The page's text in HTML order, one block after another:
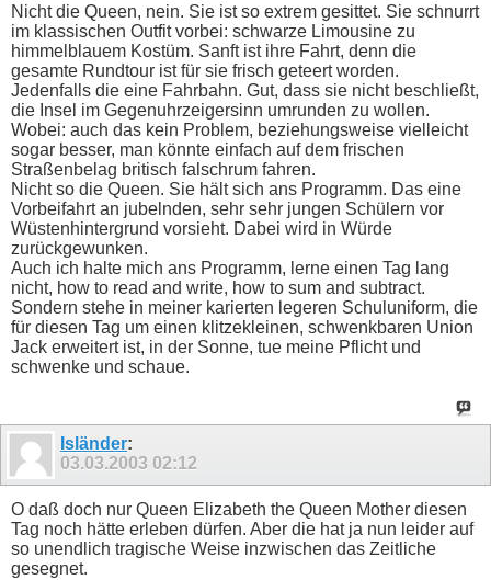
Nicht die Queen, nein. Sie ist so extrem gesittet. Sie schnurrt
im klassischen Outfit vorbei: schwarze Limousine zu
himmelblauem Kostüm. Sanft ist ihre Fahrt, denn die
gesamte Rundtour ist für sie frisch geteert worden.
Jedenfalls die eine Fahrbahn. Gut, dass sie nicht beschließt,
die Insel im Gegenuhrzeigersinn umrunden zu wollen.
Wobei: auch das kein Problem, beziehungsweise vielleicht
sogar besser, man könnte einfach auf dem frischen
Straßenbelag britisch falschrum fahren.
Nicht so die Queen. Sie hält sich ans Programm. Das eine
Vorbeifahrt an jubelnden, sehr sehr jungen Schülern vor
Wüstenhintergrund vorsieht. Dabei wird in Würde
zurückgewunken.
Auch ich halte mich ans Programm, lerne einen Tag lang
nicht, how to read and write, how to sum and subtract.
Sondern stehe in meiner karierten legeren Schuluniform, die
für diesen Tag um einen klitzekleinen, schwenkbaren Union
Jack erweitert ist, in der Sonne, tue meine Pflicht und
schwenke und schaue.
Isländer:
03.03.2003 02:12
O daß doch nur Queen Elizabeth the Queen Mother diesen
Tag noch hätte erleben dürfen. Aber die hat ja nun leider auf
so unendlich tragische Weise inzwischen das Zeitliche
gesegnet.